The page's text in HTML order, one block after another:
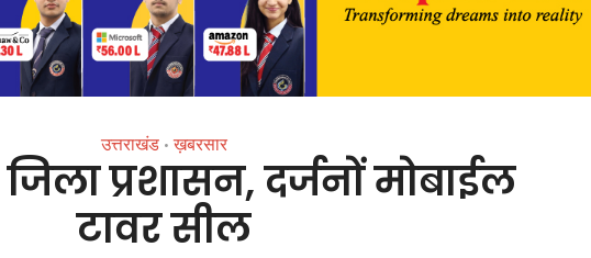
उत्तराखंड • ख़बरसार
प्रशासन, दर्जनों मोबाईल
टावर सील